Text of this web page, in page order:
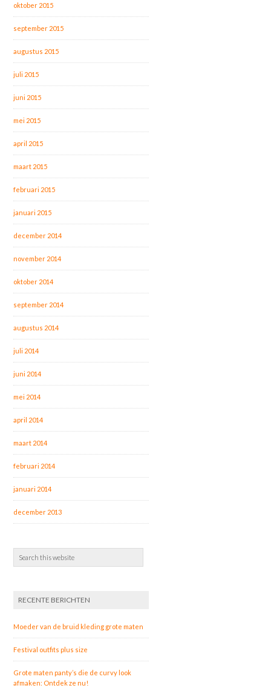
oktober 2015
september 2015
augustus 2015
juli 2015
juni 2015
mei 2015
april 2015
maart 2015
februari 2015
januari 2015
december 2014
november 2014
oktober 2014
september 2014
augustus 2014
juli 2014
juni 2014
mei 2014
april 2014
maart 2014
februari 2014
januari 2014
december 2013
RECENTE BERICHTEN
Moeder van de bruid kleding grote maten
Festival outfits plus size
Grote maten panty’s die de curvy look
afmaken: Ontdek ze nu!